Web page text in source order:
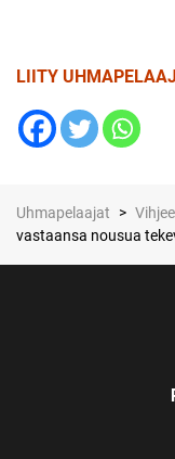
LIITY
Uhmapelaajat >
vastaansa nousua